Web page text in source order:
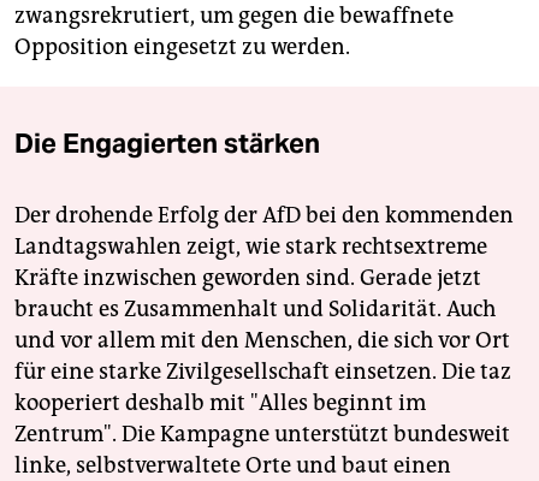
zwangsrekrutiert, um gegen die bewaffnete
Opposition eingesetzt zu werden.
Die Engagierten stärken
Der drohende Erfolg der AfD bei den kommenden
Landtagswahlen zeigt, wie stark rechtsextreme
Kräfte inzwischen geworden sind. Gerade jetzt
braucht es Zusammenhalt und Solidarität. Auch
und vor allem mit den Menschen, die sich vor Ort
für eine starke Zivilgesellschaft einsetzen. Die taz
kooperiert deshalb mit "Alles beginnt im
Zentrum". Die Kampagne unterstützt bundesweit
linke, selbstverwaltete Orte und baut einen